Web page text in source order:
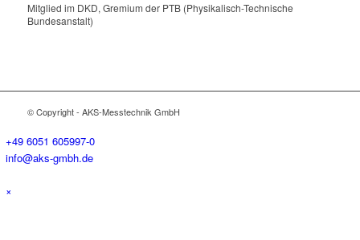
Mitglied im DKD, Gremium der PTB (Physikalisch-Technische
Bundesanstalt)
© Copyright - AKS-Messtechnik GmbH
+49 6051 605997-0
info@aks-gmbh.de
×